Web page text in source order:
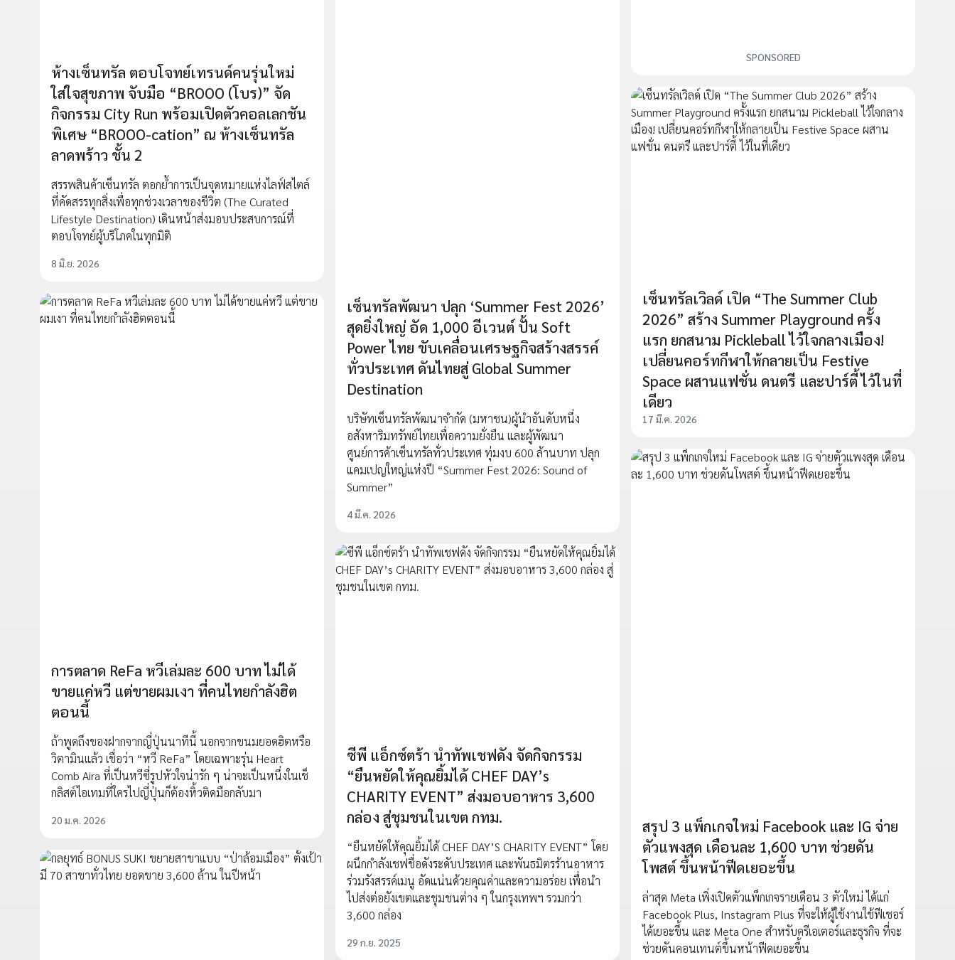
ห้างเซ็นทรัล ตอบโจทย์เทรนด์คนรุ่นใหม่
ใส่ใจสุขภาพ จับมือ “BROOO (โบร)” จัด
กิจกรรม City Run พร้อมเปิดตัวคอลเลกชัน
พิเศษ “BROOO-cation” ณ ห้างเซ็นทรัล
ลาดพร้าว ชั้น 2
สรรพสินค้าเซ็นทรัล ตอกย้ำการเป็นจุดหมายแห่งไลฟ์สไตล์
ที่คัดสรรทุกสิ่งเพื่อทุกช่วงเวลาของชีวิต (The Curated
Lifestyle Destination) เดินหน้าส่งมอบประสบการณ์ที่
ตอบโจทย์ผู้บริโภคในทุกมิติ
8 มิ.ย. 2026
เซ็นทรัลพัฒนา ปลุก ‘Summer Fest 2026’
สุดยิ่งใหญ่ อัด 1,000 อีเวนต์ ปั้น Soft
Power ไทย ขับเคลื่อนเศรษฐกิจสร้างสรรค์
ทั่วประเทศ ดันไทยสู่ Global Summer
Destination
บริษัทเซ็นทรัลพัฒนาจำกัด (มหาชน)ผู้นำอันดับหนึ่ง
อสังหาริมทรัพย์ไทยเพื่อความยั่งยืน และผู้พัฒนา
ศูนย์การค้าเซ็นทรัลทั่วประเทศ ทุ่มงบ 600 ล้านบาท ปลุก
แคมเปญใหญ่แห่งปี “Summer Fest 2026: Sound of
Summer”
4 มี.ค. 2026
SPONSORED
เซ็นทรัลเวิลด์ เปิด “The Summer Club
2026” สร้าง Summer Playground ครั้ง
แรก ยกสนาม Pickleball ไว้ใจกลางเมือง!
เปลี่ยนคอร์ทกีฬาให้กลายเป็น Festive
Space ผสานแฟชั่น ดนตรี และปาร์ตี้ ไว้ในที่
เดียว
17 มี.ค. 2026
การตลาด ReFa หวีเล่มละ 600 บาท ไม่ได้
ขายแค่หวี แต่ขายผมเงา ที่คนไทยกำลังฮิต
ตอนนี้
ถ้าพูดถึงของฝากจากญี่ปุ่นนาทีนี้ นอกจากขนมยอดฮิตหรือ
วิตามินแล้ว เชื่อว่า “หวี ReFa” โดยเฉพาะรุ่น Heart
Comb Aira ที่เป็นหวีซี่รูปหัวใจน่ารัก ๆ น่าจะเป็นหนึ่งในเช็
กลิสต์ไอเทมที่ใครไปญี่ปุ่นก็ต้องหิ้วติดมือกลับมา
20 ม.ค. 2026
สรุป 3 แพ็กเกจใหม่ Facebook และ IG จ่าย
ตัวแพงสุด เดือนละ 1,600 บาท ช่วยดัน
โพสต์ ขึ้นหน้าฟีดเยอะขึ้น
ล่าสุด Meta เพิ่งเปิดตัวแพ็กเกจรายเดือน 3 ตัวใหม่ ได้แก่
Facebook Plus, Instagram Plus ที่จะให้ผู้ใช้งานใช้ฟีเชอร์
ได้เยอะขึ้น และ Meta One สำหรับครีเอเตอร์และธุรกิจ ที่จะ
ช่วยดันคอนเทนต์ขึ้นหน้าฟีดเยอะขึ้น
ซีพี แอ็กซ์ตร้า นำทัพเชฟดัง จัดกิจกรรม
“ยืนหยัดให้คุณยิ้มได้ CHEF DAY’s
CHARITY EVENT” ส่งมอบอาหาร 3,600
กล่อง สู่ชุมชนในเขต กทม.
“ยืนหยัดให้คุณยิ้มได้ CHEF DAY’S CHARITY EVENT” โดย
ผนึกกำลังเชฟชื่อดังระดับประเทศ และพันธมิตรร้านอาหาร
ร่วมรังสรรค์เมนู อัดแน่นด้วยคุณค่าและความอร่อย เพื่อนำ
ไปส่งต่อยังเขตและชุมชนต่าง ๆ ในกรุงเทพฯ รวมกว่า
3,600 กล่อง
29 ก.ย. 2025